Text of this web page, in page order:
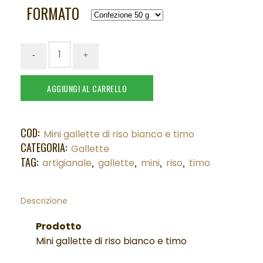
FORMATO
AGGIUNGI AL CARRELLO
COD: Mini gallette di riso bianco e timo
CATEGORIA: Gallette
TAG: artigianale, gallette, mini, riso, timo
Descrizione
Prodotto
Mini gallette di riso bianco e timo